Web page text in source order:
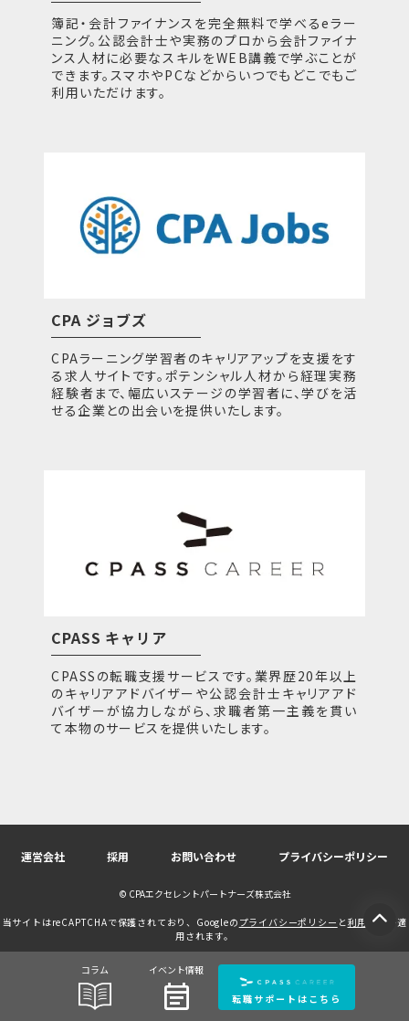
コラム イベント情報
event_note 転職サポートはこちら
簿記・会計ファイナンスを完全無料で学べるeラー
ニング。公認会計士や実務のプロから会計ファイナ
ンス人材に必要なスキルをWEB講義で学ぶことが
できます。スマホやPCなどからいつでもどこでもご
利用いただけます。
CPA ジョブズ
CPAラーニング学習者のキャリアアップを支援をす
る求人サイトです。ポテンシャル人材から経理実務
経験者まで、幅広いステージの学習者に、学びを活
せる企業との出会いを提供いたします。
CPASS キャリア
CPASSの転職支援サービスです。業界歴20年以上
のキャリアアドバイザーや公認会計士キャリアアド
バイザーが協力しながら、求職者第一主義を貫い
て本物のサービスを提供いたします。
運営会社 採用 お問い合わせ プライバシーポリシー
© CPAエクセレントパートナーズ株式会社
当サイトはreCAPTCHAで保護されており、Googleの プライバシーポリシー と 利用規約が適
用されます。